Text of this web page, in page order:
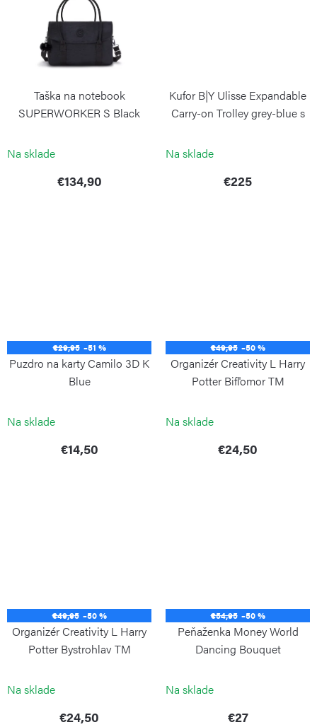
Taška na notebook
SUPERWORKER S Black
Na sklade
€134,90
Kufor B|Y Ulisse Expandable
Carry-on Trolley grey-blue s
Na sklade
€225
€29,95 –51 %
Puzdro na karty Camilo 3D K
Blue
Na sklade
€14,50
€49,95 –50 %
Organizér Creativity L Harry
Potter Bifľomor TM
Na sklade
€24,50
€49,95 –50 %
Organizér Creativity L Harry
Potter Bystrohlav TM
Na sklade
€24,50
€54,95 –50 %
Peňaženka Money World
Dancing Bouquet
Na sklade
€27